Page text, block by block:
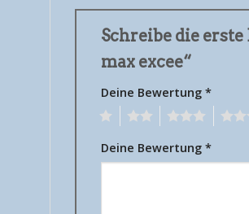
Schreibe die
max excee“
Deine Bewertung *
Deine Bewertung *